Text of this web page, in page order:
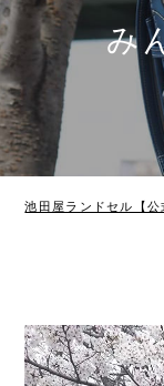
み
池田屋ランドセル【公